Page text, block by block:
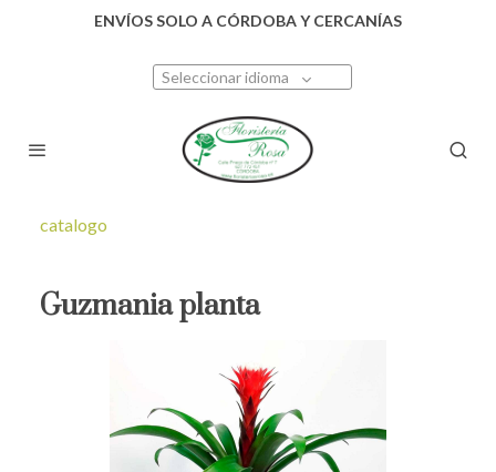
ENVÍOS SOLO A CÓRDOBA Y CERCANÍAS
Seleccionar idioma
catalogo
Guzmania planta